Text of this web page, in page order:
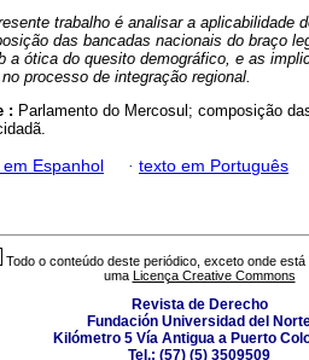
trabalho é analisar a aplicabilidade
das bancadas nacionais do braço
a ótica do quesito demográfico, e as
processo de integração regional.
: Parlamento do Mercosul; composição
Espanhol · texto em Português
Todo o conteúdo deste periódico, exceto onde
uma Licença Creative Commons
Revista de Derecho
Fundación Universidad del
Kilómetro 5 Vía Antigua a Puerto
Tel.: (57) (5) 3509509